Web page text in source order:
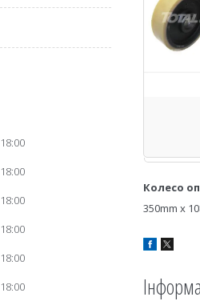
Колесо
350mm x
18:00
18:00
18:00
18:00
18:00
18:00